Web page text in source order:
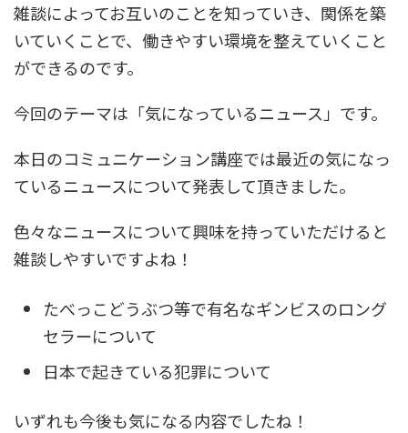
雑談によってお互いのことを知っていき、関係を築
いていくことで、働きやすい環境を整えていくこと
ができるのです。
今回のテーマは「気になっているニュース」です。
本日のコミュニケーション講座では最近の気になっ
ているニュースについて発表して頂きました。
色々なニュースについて興味を持っていただけると
雑談しやすいですよね！
たべっこどうぶつ等で有名なギンビスのロング
セラーについて
日本で起きている犯罪について
いずれも今後も気になる内容でしたね！